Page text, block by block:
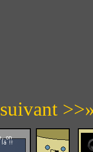
suivant